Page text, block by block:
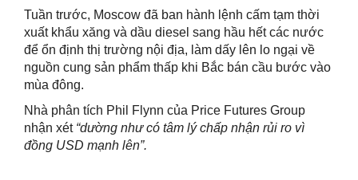
Tuần trước, Moscow đã ban hành lệnh cấm tạm thời
xuất khẩu xăng và dầu diesel sang hầu hết các nước
để ổn định thị trường nội địa, làm dấy lên lo ngại về
nguồn cung sản phẩm thấp khi Bắc bán cầu bước vào
mùa đông.
Nhà phân tích Phil Flynn của Price Futures Group
nhận xét “dường như có tâm lý chấp nhận rủi ro vì
đồng USD mạnh lên”.